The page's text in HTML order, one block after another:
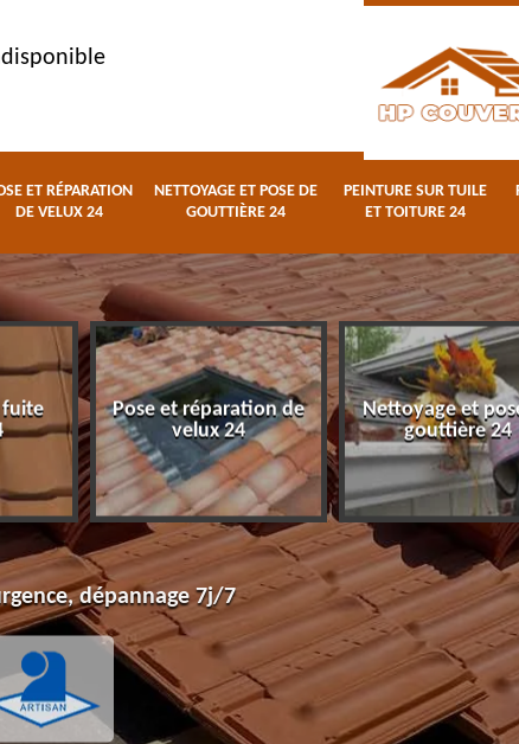
ET RÉPARATION
DE VELUX 24
NETTOYAGE ET POSE DE
GOUTTIÈRE 24
PEINTURE SUR TUILE
ET TOITURE 24
de
Nettoyage et pose de
gouttière 24
Peinture sur
toiture 24
dépannage 7j/7